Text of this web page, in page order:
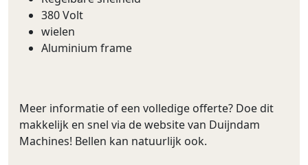
380 Volt
wielen
Aluminium frame
Meer informatie of een volledige offerte? Doe dit
makkelijk en snel via de website van Duijndam
Machines! Bellen kan natuurlijk ook.